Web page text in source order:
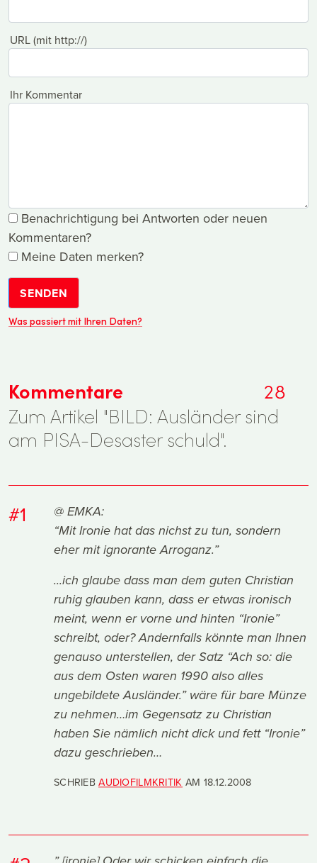
URL (mit http://)
Ihr Kommentar
Benachrichtigung bei Antworten oder neuen
Kommentaren?
Meine Daten merken?
SENDEN
Was passiert mit Ihren Daten?
Kommentare
28
Zum Artikel "BILD: Ausländer sind
am PISA-Desaster schuld".
#1
@ EMKA:
“Mit Ironie hat das nichst zu tun, sondern
eher mit ignorante Arroganz.”
...ich glaube dass man dem guten Christian
ruhig glauben kann, dass er etwas ironisch
meint, wenn er vorne und hinten “Ironie”
schreibt, oder? Andernfalls könnte man Ihnen
genauso unterstellen, der Satz “Ach so: die
aus dem Osten waren 1990 also alles
ungebildete Ausländer.” wäre für bare Münze
zu nehmen…im Gegensatz zu Christian
haben Sie nämlich nicht dick und fett “Ironie”
dazu geschrieben…
SCHRIEBAUDIOFILMKRITIK AM 18.12.2008